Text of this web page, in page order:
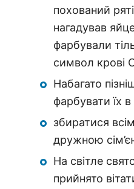
похований
нагадував
фарбували
символ крові
Набагато
фарбувати їх в
збиратися
дружною
На світле
прийнято